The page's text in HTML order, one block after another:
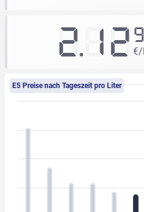
2.129
€/l
E5 Preise nach Tageszeit pro Liter